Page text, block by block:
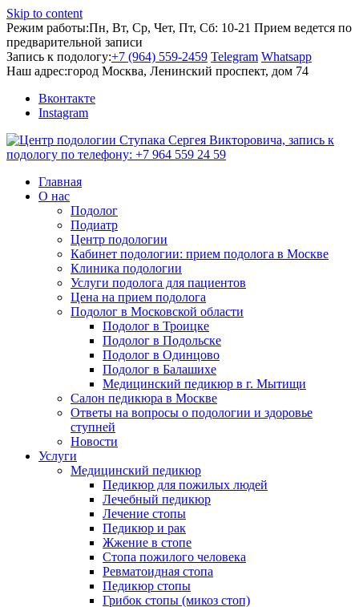
Skip to content
Режим работы:Пн, Вт, Ср, Чет, Пт, Сб: 10-21 Прием ведется по
предварительной записи
Запись к подологу:+7 (964) 559-2459 Telegram Whatsapp
Наш адрес:город Москва, Ленинский проспект, дом 74
Вконтакте
Instagram
Главная
О нас
Подолог
Подиатр
Центр подологии
Кабинет подологии: прием подолога в Москве
Клиника подологии
Услуги подолога для пациентов
Цена на прием подолога
Подолог в Московской области
Подолог в Троицке
Подолог в Подольске
Подолог в Одинцово
Подолог в Балашихе
Медицинский педикюр в г. Мытищи
Салон педикюра в Москве
Ответы на вопросы о подологии и здоровье
ступней
Новости
Услуги
Медицинский педикюр
Педикюр для пожилых людей
Лечебный педикюр
Лечение стопы
Педикюр и рак
Жжение в стопе
Стопа пожилого человека
Ревматоидная стопа
Педикюр стопы
Грибок стопы (микоз стоп)